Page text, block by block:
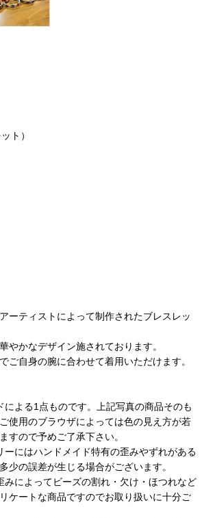
ト）
ーティストによって制作されたブレスレッ
やかなデザイン施されております。
ご自身の腕に合わせて着用いただけます。
による1点ものです。上記写真の商品そのも
使用のブラウザによっては色の見え方が若
すので予めご了承下さい。
ーにはハンドメイド特有の歪みやずれがある
少の誤差が生じる場合がございます。
みによってビーズの割れ・欠け・ほつれなど
ケートな商品ですのでお取り扱いに十分ご